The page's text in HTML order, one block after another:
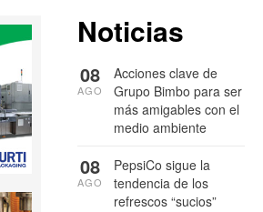
Noticias
Acciones clave de
Grupo Bimbo para ser
más amigables con el
medio ambiente
08
AGO
PepsiCo sigue la
tendencia de los
refrescos “sucios”
08
AGO